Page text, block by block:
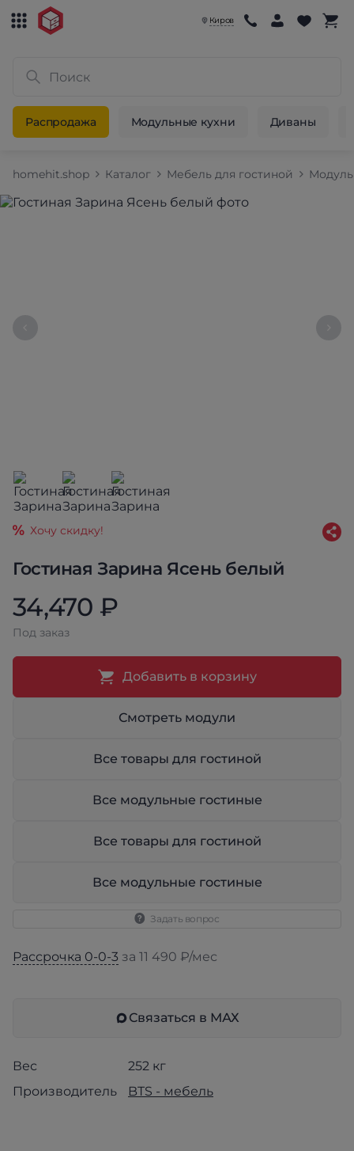
Киров
Распродажа Модульные кухни Диваны
homehit.shop Каталог Мебель для гостиной
Гостиная Зарина Ясень белый
Хочу скидку!
34,470 ₽
Под заказ
Добавить в корзину
Смотреть модули
Все товары для гостиной
Все модульные гостиные
Все товары для гостиной
Все модульные гостиные
Задать вопрос
Рассрочка 0-0-3 за 11 490 ₽/мес
Связаться в МАХ
Вес
252 кг
Производитель
BTS - мебель